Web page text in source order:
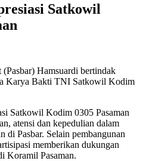
Satkowil
(Pasbar) Hamsuardi bertindak
Karya Bakti TNI Satkowil Kodim
Satkowil Kodim 0305 Pasaman
atensi dan kepedulian dalam
di Pasbar. Selain pembangunan
memberikan dukungan
Koramil Pasaman.